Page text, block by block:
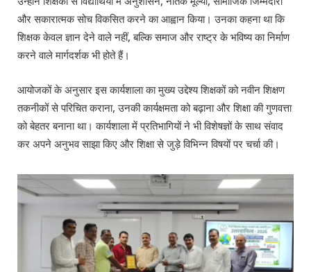
और सकारात्मक सोच विकसित करने का आह्वान किया। उनका कहना था कि
शिक्षक केवल ज्ञान देने वाले नहीं, बल्कि समाज और राष्ट्र के भविष्य का निर्माण
करने वाले मार्गदर्शक भी होते हैं।
आयोजकों के अनुसार इस कार्यशाला का मुख्य उद्देश्य शिक्षकों को नवीन शिक्षण
तकनीकों से परिचित कराना, उनकी कार्यक्षमता को बढ़ाना और शिक्षा की गुणवत्ता
को बेहतर बनाना था। कार्यशाला में प्रतिभागियों ने भी विशेषज्ञों के साथ संवाद
कर अपने अनुभव साझा किए और शिक्षा से जुड़े विभिन्न विषयों पर चर्चा की।